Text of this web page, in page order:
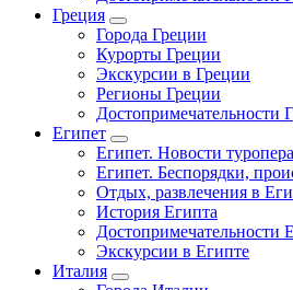
Греция
Города Греции
Курорты Греции
Экскурсии в Греции
Регионы Греции
Достопримечательности
Египет
Египет. Новости
Египет. Беспорядки,
Отдых, развлечения в
История Египта
Достопримечательности
Экскурсии в Египте
Италия